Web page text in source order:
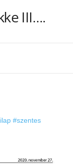
III….
#szentes